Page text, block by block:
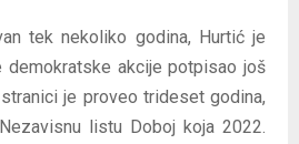
tek nekoliko godina, Hurtić je
demokratske akcije potpisao još
je proveo trideset godina,
listu Doboj koja 2022.